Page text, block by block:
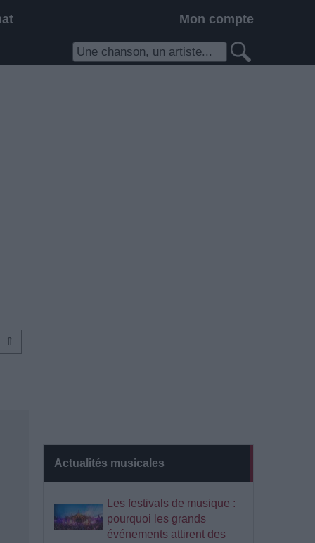
Mon compte
Actualités musicales
Les festivals de musique :
pourquoi les grands
événements attirent des
⇑